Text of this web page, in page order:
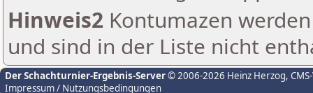
Hinweis2 Kontumazen
und sind in der Liste nicht
Der Schachturnier-Ergebnis-Server© 2006-2026 Heinz Herzog,
Impressum / Nutzungsbedingungen